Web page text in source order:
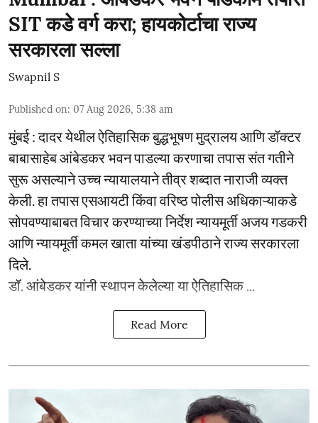
SIT कडे वर्ग करा; हायकोर्टाचा राज्य
सरकारला सल्ला
Swapnil S
Published on: 07 Aug 2026, 5:38 am
मुंबई : दादर येथील ऐतिहासिक बुद्धभूषण मुद्रालय आणि डॉक्टर
बाबासाहेब आंबेडकर भवन पाडल्या करणाचा तपास संत गतीने
सुरू असल्याने उच्च न्यायालयाने तीव्र शब्दात नाराजी व्यक्त
केली. हा तपास एसआयटी किंवा वरिष्ठ पोलीस अधिकाऱ्याकडे
सोपवण्याबाबत विचार करण्याच्या निर्देश न्यायमूर्ती अजय गडकरी
आणि न्यायमूर्ती कमल खाता यांच्या खंडपीठाने राज्य सरकारला
दिले.
डॉ. आंबेडकर यांनी स्थापन केलेल्या या ऐतिहासिक ...
Read More